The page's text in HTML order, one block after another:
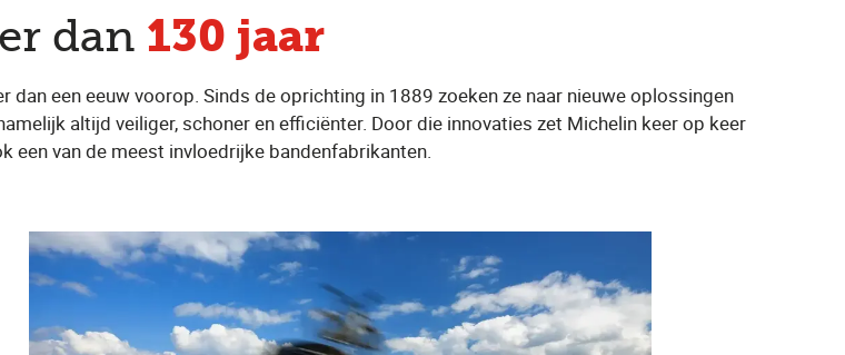
dan 130 jaar
een eeuw voorop. Sinds de oprichting in 1889 zoeken ze naar nieuwe oplossingen
altijd veiliger, schoner en efficiënter. Door die innovaties zet Michelin keer op keer
een van de meest invloedrijke bandenfabrikanten.